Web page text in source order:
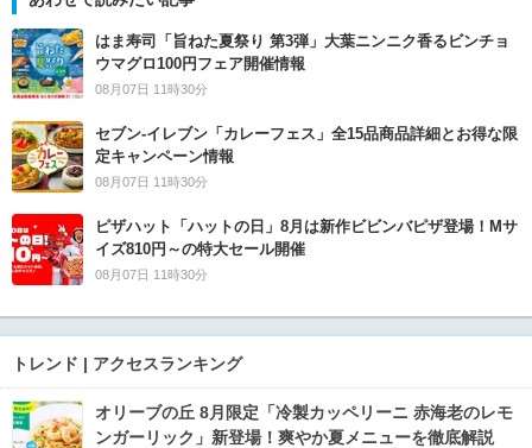
はま寿司「旨ねた夏祭り 第3弾」大葉ニンニク香るビンチョ
ウマグロ100円フェア開催情報
08月07日 11時30分
セブン‐イレブン「カレーフェス」全15品商品詳細とお得な限
定キャンペーン情報
08月07日 11時30分
ピザハット「ハットの日」8月は新作ビビンバピザ登場！Mサ
イズ810円～の特大セール開催
08月07日 11時30分
トレンド | アクセスランキング
オリーブの丘 8月限定「冷製カッペリーニ 赤海老のレモ
ンガーリック」新登場！爽やか夏メニューを徹底解説